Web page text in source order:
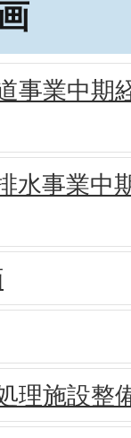
事業中期
水事業中
理施設整